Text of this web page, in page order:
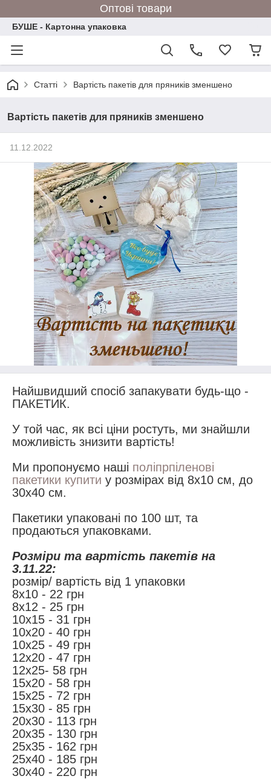
Оптові товари
БУШЕ - Картонна упаковка
Статті Вартість пакетів для пряників зменшено
Вартість пакетів для пряників зменшено
11.12.2022
Найшвидший спосіб запакувати будь-що -
ПАКЕТИК.
У той час, як всі ціни ростуть, ми знайшли
можливість знизити вартість!
Ми пропонуємо наші поліпрпіленові
пакетики купити у розмірах від 8х10 см, до
30х40 см.
Пакетики упаковані по 100 шт, та
продаються упаковками.
Розміри та вартість пакетів на
3.11.22:
розмір/ вартість від 1 упаковки
8х10 - 22 грн
8х12 - 25 грн
10х15 - 31 грн
10х20 - 40 грн
10х25 - 49 грн
12х20 - 47 грн
12х25- 58 грн
15х20 - 58 грн
15х25 - 72 грн
15х30 - 85 грн
20х30 - 113 грн
20х35 - 130 грн
25х35 - 162 грн
25х40 - 185 грн
30х40 - 220 грн